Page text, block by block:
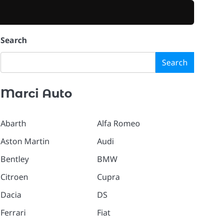
Search
Search
Marci Auto
Abarth
Aston Martin
Bentley
Citroen
Dacia
Ferrari
Alfa Romeo
Audi
BMW
Cupra
DS
Fiat